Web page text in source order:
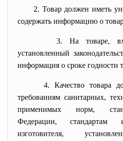
2. Товар должен иметь
содержать информацию о
3. На товаре,
установленный
информация о сроке годности
4. Качество товара
требованиям санитарных,
применимых норм,
Федерации,
изготовителя,